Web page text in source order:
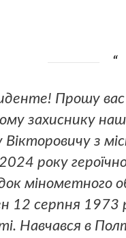
Прошу вас
захиснику
з
року
мінометного
12 серпня 1973
Навчався в